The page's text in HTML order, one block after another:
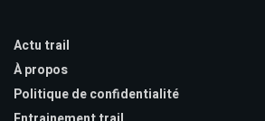
Actu trail
À propos
Politique de confidentialité